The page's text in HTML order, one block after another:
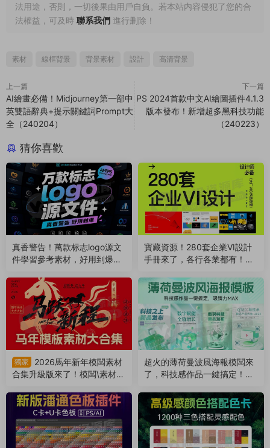
法用途，否則，一切後果由用戶自負。若本站内容侵犯了您的合
法權益，可及時 聯系我們 進行删除！
素材 線框背景 背景素材 設計 高清背景
上一篇
AI繪畫必備！Midjourney第一部中
英雙語辭典+提示關鍵詞Prompt大
全（240204）
下一篇
PS 2024首款中文AI繪圖插件4.1.3
版本發布！新增超多黑科技功能
（240223）
猜你喜歡
真香警告！萬款标志logo源文
件學習參考素材，好用到爆！
寶藏資源！280套企業VI設計
手冊來了，各行各業都有！附
獨家
2026馬年新年模闆素材
合集升級版來了！模闆\素材
超火的薄荷曼波風海報模闆來
了，科技感作品一鍵搞定！附